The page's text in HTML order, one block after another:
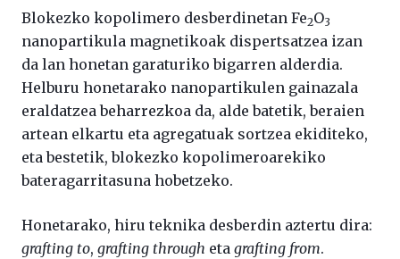
Blokezko kopolimero desberdinetan Fe2O3
nanopartikula magnetikoak dispertsatzea izan
da lan honetan garaturiko bigarren alderdia.
Helburu honetarako nanopartikulen gainazala
eraldatzea beharrezkoa da, alde batetik, beraien
artean elkartu eta agregatuak sortzea ekiditeko,
eta bestetik, blokezko kopolimeroarekiko
bateragarritasuna hobetzeko.
Honetarako, hiru teknika desberdin aztertu dira:
grafting to, grafting through eta grafting from.